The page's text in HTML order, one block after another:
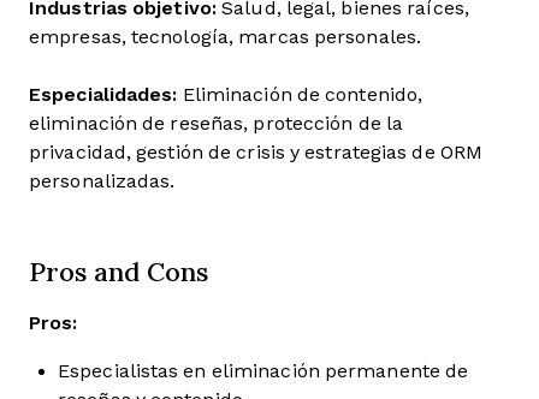
Industrias objetivo: Salud, legal, bienes raíces,
empresas, tecnología, marcas personales.
Especialidades: Eliminación de contenido,
eliminación de reseñas, protección de la
privacidad, gestión de crisis y estrategias de ORM
personalizadas.
Pros and Cons
Pros:
Especialistas en eliminación permanente de